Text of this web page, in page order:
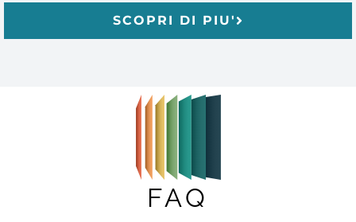
SCOPRI DI PIU'
FAQ